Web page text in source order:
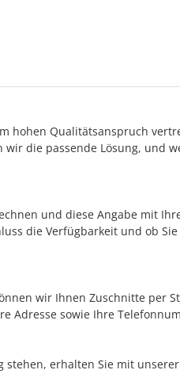
hohen Qualitätsanspruch
die passende Lösung, und
und diese Angabe mit
die Verfügbarkeit und ob
wir Ihnen Zuschnitte per
Adresse sowie Ihre
erhalten Sie mit